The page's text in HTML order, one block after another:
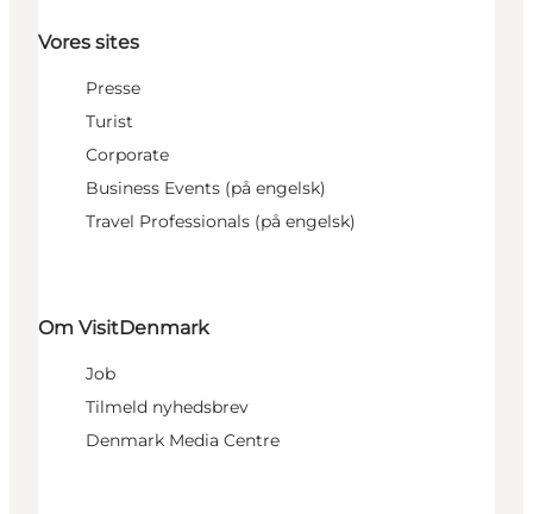
Vores sites
Presse
Turist
Corporate
Business Events (på engelsk)
Travel Professionals (på engelsk)
Om VisitDenmark
Job
Tilmeld nyhedsbrev
Denmark Media Centre